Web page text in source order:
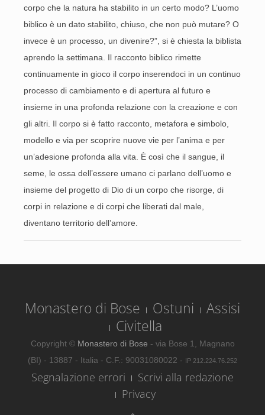
corpo che la natura ha stabilito in un certo modo? L’uomo
biblico è un dato stabilito, chiuso, che non può mutare? O
invece è un processo, un divenire?”, si è chiesta la biblista
aprendo la settimana. Il racconto biblico rimette
continuamente in gioco il corpo inserendoci in un continuo
processo di cambiamento e di apertura al futuro e
insieme in una profonda relazione con la creazione e con
gli altri. Il corpo si è fatto racconto, metafora e simbolo,
modello e via per scoprire nuove vie per l’anima e per
un’adesione profonda alla vita. È così che il sangue, il
seme, le ossa dell’essere umano ci parlano dell’uomo e
insieme del progetto di Dio di un corpo che risorge, di
corpi in relazione e di corpi che liberati dal male,
diventano territorio dell’amore.
Monastero di Bose Ostuni
Assisi
Civitella
Copyright © Monastero di Bose - via Bose 1, Magnano
(BI) - 13887 - Italia - C.F.: 90031080022 - IP 212.224.76.252
Segnalazione errori
Scrivi alla redazione
Privacy